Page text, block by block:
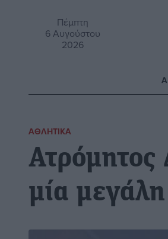
Πέμπτη
6 Αυγούστου
2026
ΑΘΛΗΤΙΚΆ
Ατρόμητος
μία μεγάλη